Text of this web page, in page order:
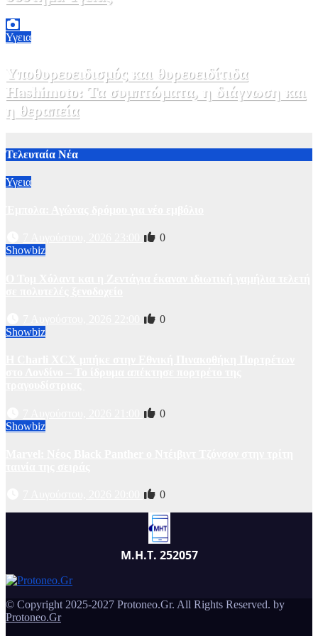
Υγεια
Υποθυρεοειδισμός και θυρεοειδίτιδα
Hashimoto: Τα συμπτώματα, η διάγνωση και
η θεραπεία
Τελευταία Νέα
Υγεια
0
Showbiz
0
Showbiz
0
Showbiz
0
Μ.Η.Τ. 252057
© Copyright 2025-2027 Protoneo.Gr. All Rights Reserved. by
Protoneo.Gr